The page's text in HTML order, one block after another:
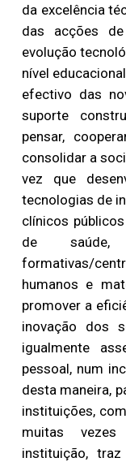
da excelência
das acções
evolução
nível
efectivo das
suporte
pensar,
consolidar a
vez que
tecnologias de
clínicos
de saúde,
formativas/
humanos e
promover a
inovação dos
igualmente
pessoal, num
desta maneira,
instituições,
muitas
instituição,